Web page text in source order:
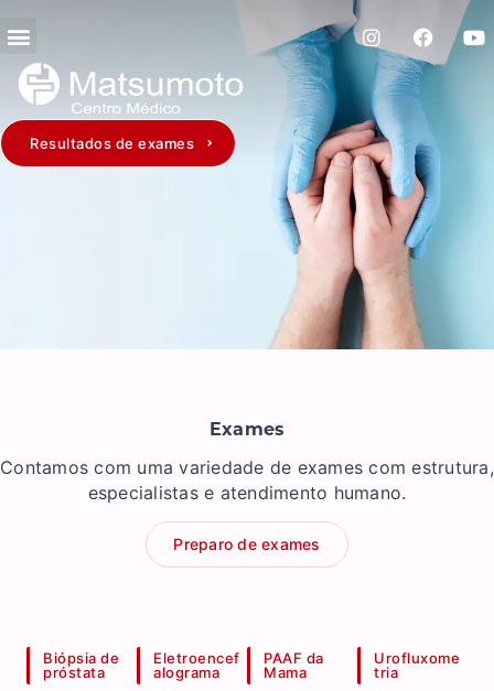
Resultados de exames
Exames
Contamos com uma variedade de exames com estrutura,
especialistas e atendimento humano.
Preparo de exames
Biópsia de
próstata
Eletroencef
alograma
PAAF da
Mama
Urofluxome
tria